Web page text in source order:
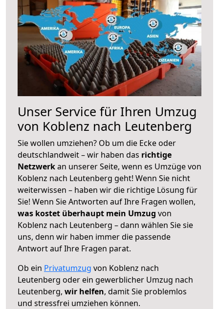
Unser Service für Ihren Umzug
von Koblenz nach Leutenberg
Sie wollen umziehen? Ob um die Ecke oder
deutschlandweit – wir haben das richtige
Netzwerkan unserer Seite, wenn es Umzüge von
Koblenz nach Leutenberg geht! Wenn Sie nicht
weiterwissen – haben wir die richtige Lösung für
Sie! Wenn Sie Antworten auf Ihre Fragen wollen,
was kostet überhaupt mein Umzug von
Koblenz nach Leutenberg – dann wählen Sie sie
uns, denn wir haben immer die passende
Antwort auf Ihre Fragen parat.
Ob ein Privatumzug von Koblenz nach
Leutenberg oder ein gewerblicher Umzug nach
Leutenberg, wir helfen, damit Sie problemlos
und stressfrei umziehen können.